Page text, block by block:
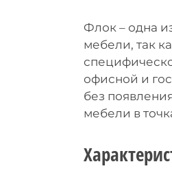
Флок – одна
мебели, так
офисной и
без
мебели в